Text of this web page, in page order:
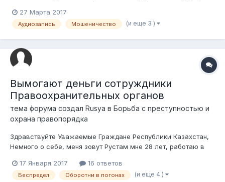
крупном размере. Написал бывший клиент, который даже не
подписал договор на услуги аккредитива. В течении всего
27 Марта 2017
Аудиозапись Мошеничество (и еще 3 )
Вымогают деньги сотруждники
Правоохранительных органов
тема форума создал Rusya в Борьба с преступностью и
охрана правопорядка
Здравствуйте Уважаемые Граждане Республики Казахстан,
Немного о себе, меня зовут Рустам мне 28 лет, работаю в
позиционировался как законопослушный гражданин (не
приводов, не судимости, не прочих асоциальных действия с
17 Января 2017 16 ответов
Беспредел Оборотни в погонах (и еще 4 )